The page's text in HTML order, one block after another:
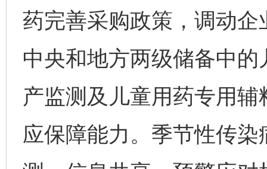
药完善采购政策，调动
中央和地方两级储备中
产监测及儿童用药专用
应保障能力。季节性传